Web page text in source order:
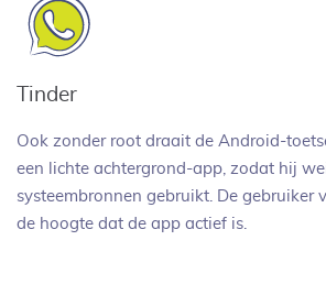
Tinder
Ook zonder root draait de Android-
een lichte achtergrond-app, zodat hij
systeembronnen gebruikt. De gebruiker
de hoogte dat de app actief is.